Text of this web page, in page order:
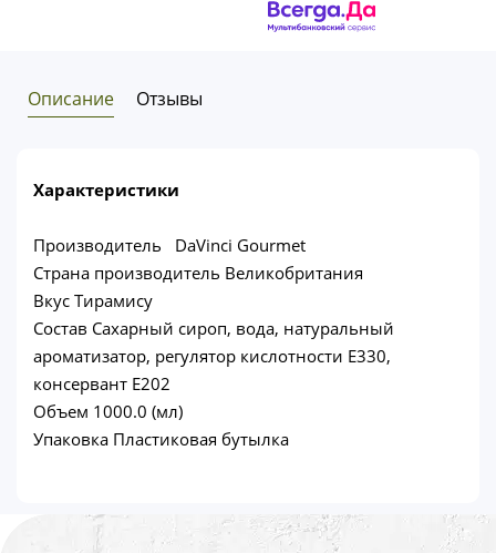
Описание Отзывы
Характеристики
Производитель DaVinci Gourmet
Страна производитель Великобритания
Вкус Тирамису
Состав Сахарный сироп, вода, натуральный
ароматизатор, регулятор кислотности Е330,
консервант Е202
Объем 1000.0 (мл)
Упаковка Пластиковая бутылка